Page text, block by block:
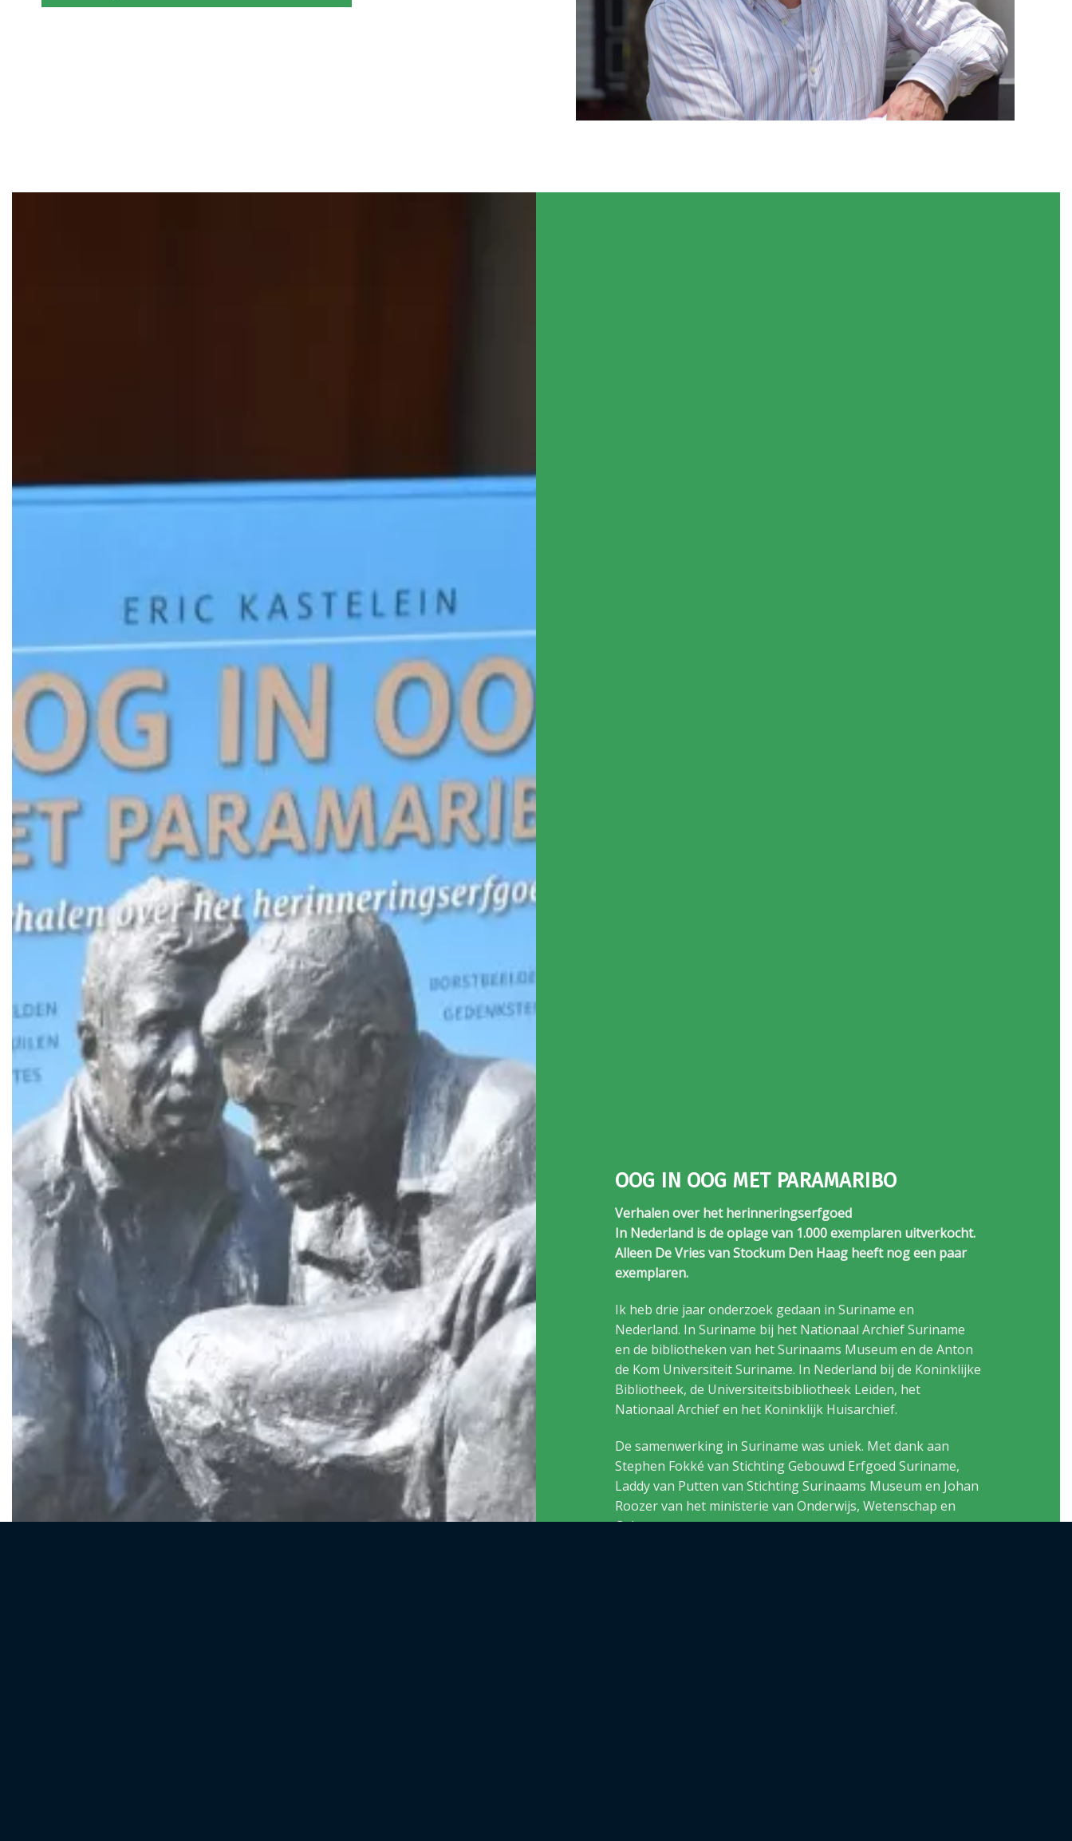
OOG IN OOG MET PARAMARIBO
Verhalen over het herinneringserfgoed
In Nederland is de oplage van 1.000 exemplaren uitverkocht.
Alleen De Vries van Stockum Den Haag heeft nog een paar
exemplaren.
Ik heb drie jaar onderzoek gedaan in Suriname en
Nederland. In Suriname bij het Nationaal Archief Suriname
en de bibliotheken van het Surinaams Museum en de Anton
de Kom Universiteit Suriname. In Nederland bij de Koninklijke
Bibliotheek, de Universiteitsbibliotheek Leiden, het
Nationaal Archief en het Koninklijk Huisarchief.
De samenwerking in Suriname was uniek. Met dank aan
Stephen Fokké van Stichting Gebouwd Erfgoed Suriname,
Laddy van Putten van Stichting Surinaams Museum en Johan
Roozer van het ministerie van Onderwijs, Wetenschap en
Cultuur.